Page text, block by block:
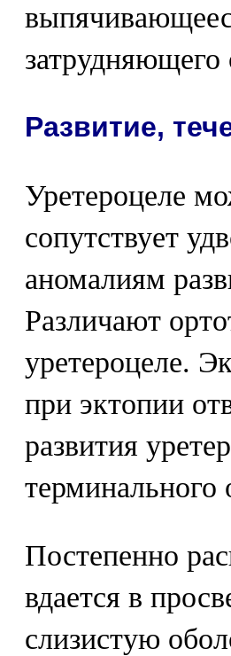
затрудняющего
Развитие,
Уретероцеле
сопутствует
аномалиям
Различают
уретероцеле.
при эктопии
развития
терминального
Постепенно
вдается в
слизистую